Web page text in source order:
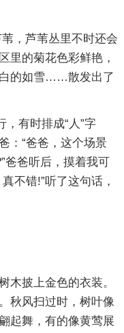
，芦苇丛里不时还会
里的菊花色彩鲜艳，
的如雪……散发出了
，有时排成“人”字
：“爸爸，这个场景
爸爸听后，摸着我可
不错!”听了这句话，
木披上金色的衣装。
秋风扫过时，树叶像
起舞，有的像黄莺展